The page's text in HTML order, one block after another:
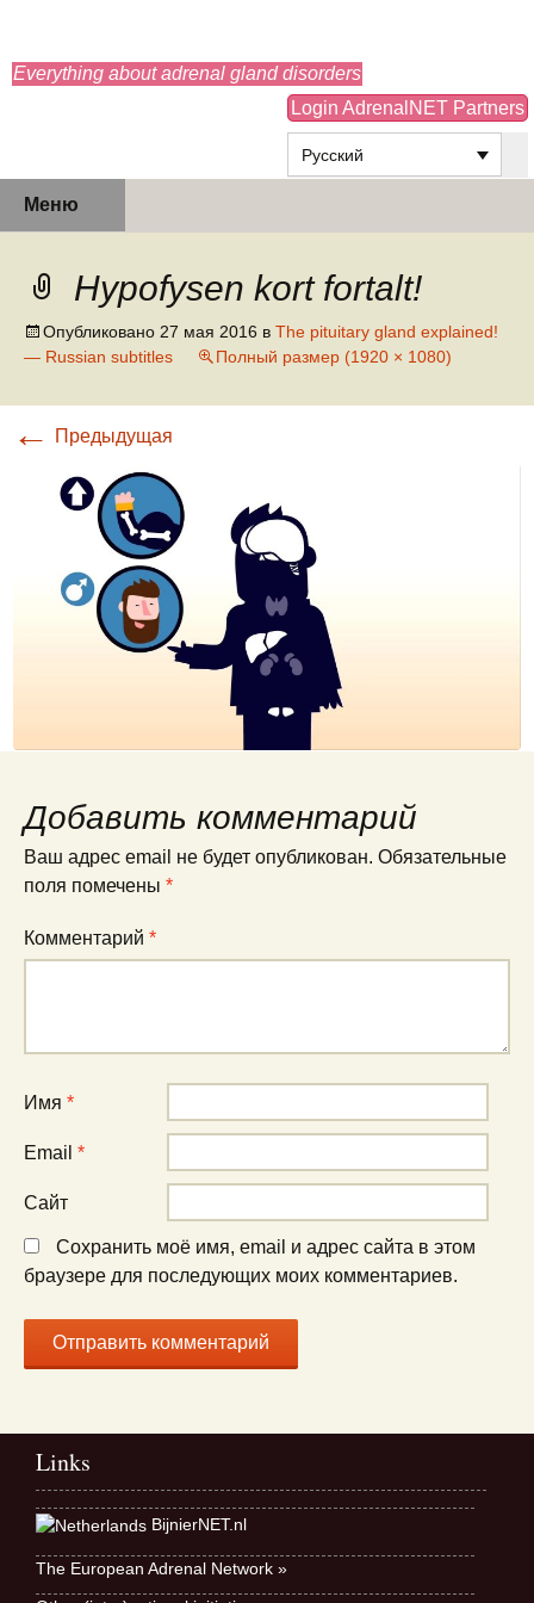
Everything about adrenal gland disorders
Login AdrenalNET Partners
Русский
Меню
Hypofysen kort fortalt!
Опубликовано 27 мая 2016 в The pituitary gland explained!
— Russian subtitles
Полный размер (1920 × 1080)
← Предыдущая
Добавить комментарий
Ваш адрес email не будет опубликован. Обязательные
поля помечены *
Комментарий *
Имя *
Email *
Сайт
Сохранить моё имя, email и адрес сайта в этом
браузере для последующих моих комментариев.
Links
BijnierNET.nl
The European Adrenal Network »